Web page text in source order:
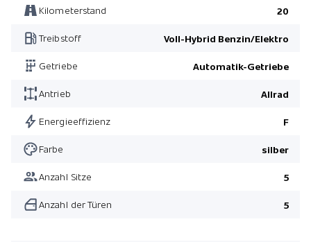
Kilometerstand 20
Treibstoff Voll-Hybrid Benzin/Elektro
Getriebe Automatik-Getriebe
Antrieb Allrad
Energieeffizienz F
Farbe silber
Anzahl Sitze 5
Anzahl der Türen 5